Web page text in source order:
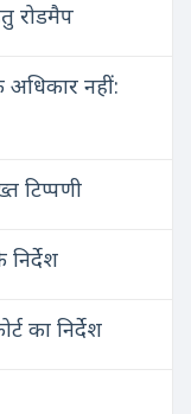
रोडमैप
नहीं:
टिप्पणी
निर्देश
का निर्देश